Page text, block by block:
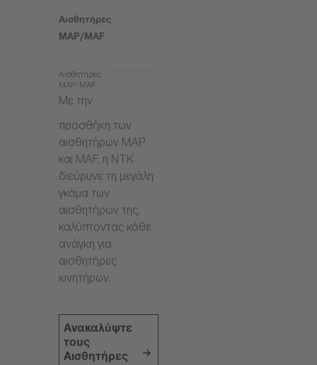
Αισθητήρες
MAP/MAF
Αισθητήρες
MAP/MAF
Με την
προσθήκη των
αισθητήρων MAP
και MAF, η NTK
διεύρυνε τη μεγάλη
γκάμα των
αισθητήρων της,
καλύπτοντας κάθε
ανάγκη για
αισθητήρες
κινητήρων.
Ανακαλύψτε
τους
Αισθητήρες